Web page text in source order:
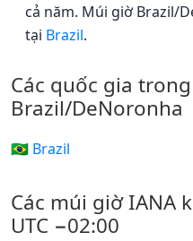
cả năm. Múi giờ Brazil/
tại Brazil.
Các quốc gia
Brazil/DeNoronha
🇧🇷 Brazil
Các múi giờ IANA
UTC −02:00